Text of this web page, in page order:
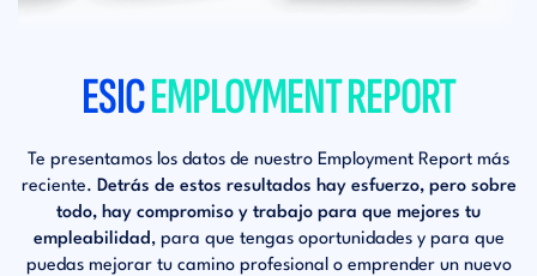
ESICEMPLOYMENT REPORT
Te presentamos los datos de nuestro Employment Report más
reciente. Detrás de estos resultados hay esfuerzo, pero sobre
todo, hay compromiso y trabajo para que mejores tu
empleabilidad ,para que tengas oportunidades y para que
puedasmejorar tu camino profesional o emprenderun nuevo